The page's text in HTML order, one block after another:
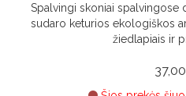
Spalvingi skoniai spalvingose
sudaro keturios ekologiškos
žiedlapiais ir